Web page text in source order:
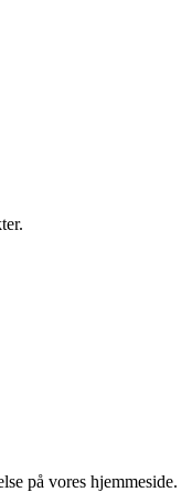
på vores hjemmeside.